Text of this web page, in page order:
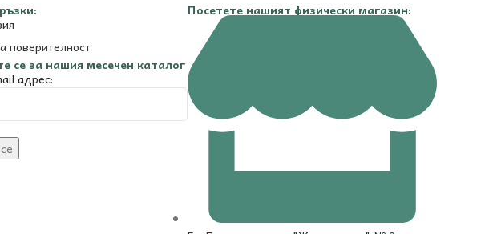
поверителност
се за нашия месечен каталог
адрес:
Посетете нашият физически магазин: